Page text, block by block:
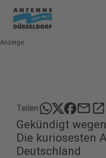
Anzeige
Teilen: mailopen_in_new
Gekündigt
Die kuriosesten
Deutschland